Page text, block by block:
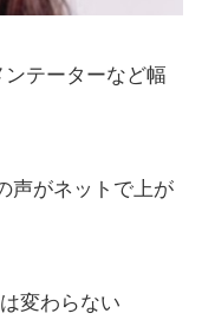
ンテーターなど幅
声がネットで上が
変わらない